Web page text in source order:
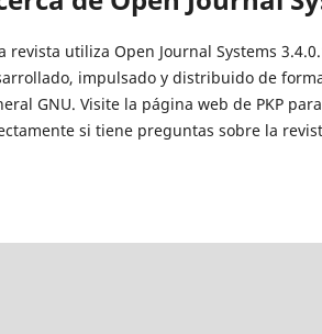
revista utiliza Open Journal Systems
impulsado y distribuido de
GNU. Visite la página web de PKP para
si tiene preguntas sobre la